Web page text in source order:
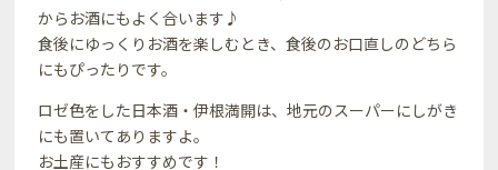
からお酒にもよく合います♪
食後にゆっくりお酒を楽しむとき、食後のお口直しのどちら
にもぴったりです。
ロゼ色をした日本酒・伊根満開は、地元のスーパーにしがき
にも置いてありますよ。
お土産にもおすすめです！